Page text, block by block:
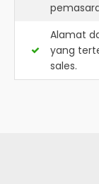
Alamat
yang
sales.